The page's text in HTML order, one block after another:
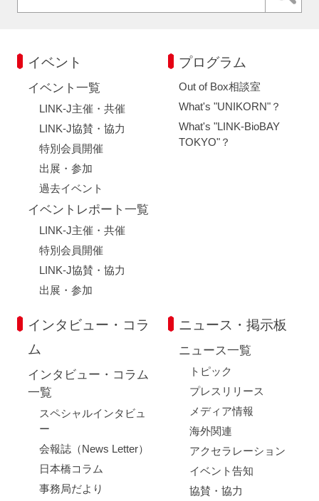
特別会員
施設・アクセス
FAQ
イベントお知らせメール登録
イベント
イベント一覧
LINK-J主催・共催
LINK-J協賛・協力
特別会員開催
出展・参加
過去イベント
イベントレポート一覧
LINK-J主催・共催
特別会員開催
LINK-J協賛・協力
出展・参加
プログラム
Out of Box相談室
What's "UNIKORN"？
What's "LINK-BioBAY
TOKYO"？
インタビュー・コラ
ム
インタビュー・コラム
一覧
スペシャルインタビュ
ー
会報誌（News Letter）
日本橋コラム
事務局だより
ニュース・掲示板
ニュース一覧
トピック
プレスリリース
メディア情報
海外関連
アクセラレーション
イベント告知
協賛・協力